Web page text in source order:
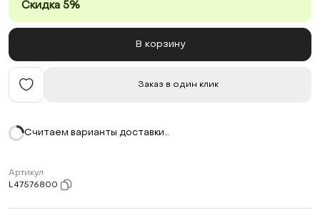
Скидка 5%
В корзину
Заказ в один клик
Считаем варианты доставки…
Артикул
L47576800